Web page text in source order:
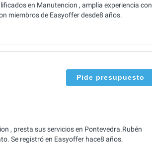
en Manutencion , amplia experiencia con
miembros de Easyoffer desde8 años.
Pide presupuesto
, presta sus servicios en Pontevedra.Rubén
Se registró en Easyoffer hace8 años.